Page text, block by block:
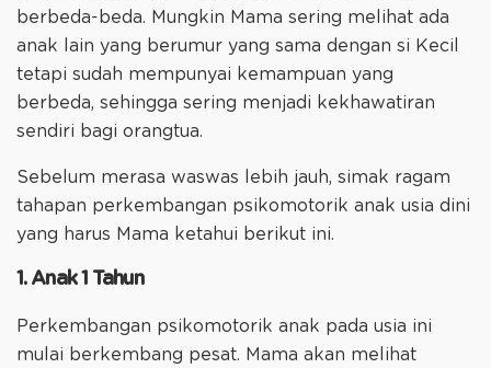
berbeda-beda. Mungkin Mama sering melihat ada
anak lain yang berumur yang sama dengan si Kecil
tetapi sudah mempunyai kemampuan yang
berbeda, sehingga sering menjadi kekhawatiran
sendiri bagi orangtua.
Sebelum merasa waswas lebih jauh, simak ragam
tahapan perkembangan psikomotorik anak usia dini
yang harus Mama ketahui berikut ini.
1. Anak 1 Tahun
Perkembangan psikomotorik anak pada usia ini
mulai berkembang pesat. Mama akan melihat